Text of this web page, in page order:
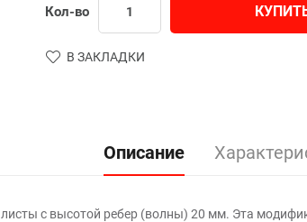
Кол-во
В ЗАКЛАДКИ
Описание
с высотой ребер (волны) 20 мм. Эта